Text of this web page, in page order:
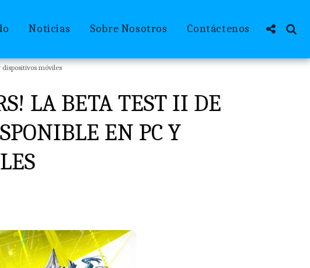
Noticias Sobre Nosotros Contáctenos
móviles
LA BETA TEST II DE
EN PC Y